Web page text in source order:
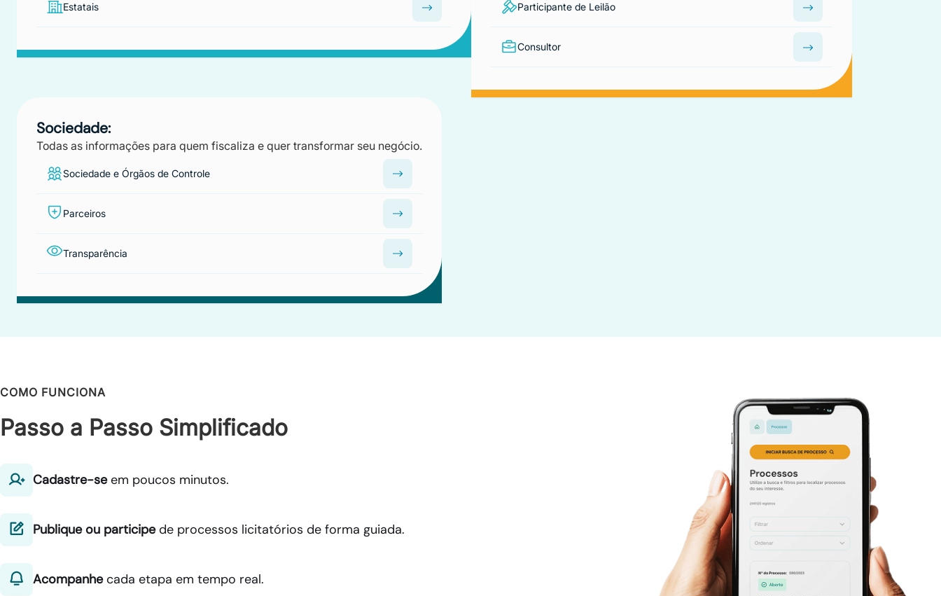
Estatais Participante de Leilão
Consultor
Sociedade:
Todas as informações para quem fiscaliza e quer transformar seu negócio.
Sociedade e Órgãos de Controle
Parceiros
Transparência
COMO FUNCIONA
Passo a Passo Simplificado
Cadastre-seem poucos minutos.
Publique ou participede processos licitatórios de forma guiada.
Acompanhecada etapa em tempo real.